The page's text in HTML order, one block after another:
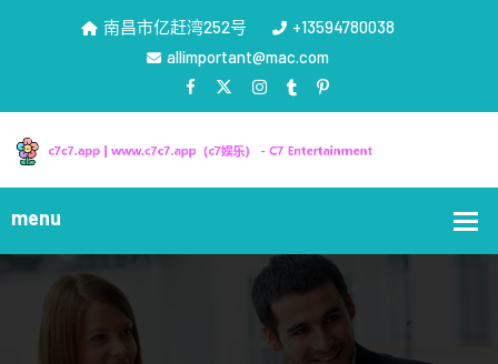
南昌市亿赶湾252号
+13594780038
allimportant@mac.com